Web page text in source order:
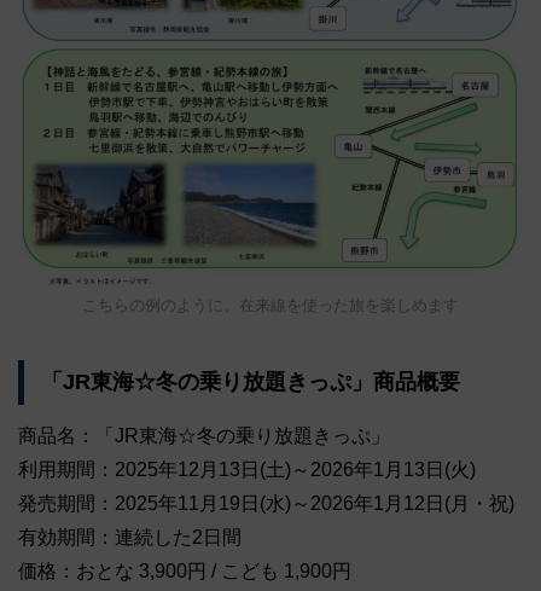
こちらの例のように、在来線を使った旅を楽しめます
「JR東海☆冬の乗り放題きっぷ」商品概要
商品名：「JR東海☆冬の乗り放題きっぷ」
利用期間：2025年12月13日(土)～2026年1月13日(火)
発売期間：2025年11月19日(水)～2026年1月12日(月・祝)
有効期間：連続した2日間
価格：おとな 3,900円 / こども 1,900円